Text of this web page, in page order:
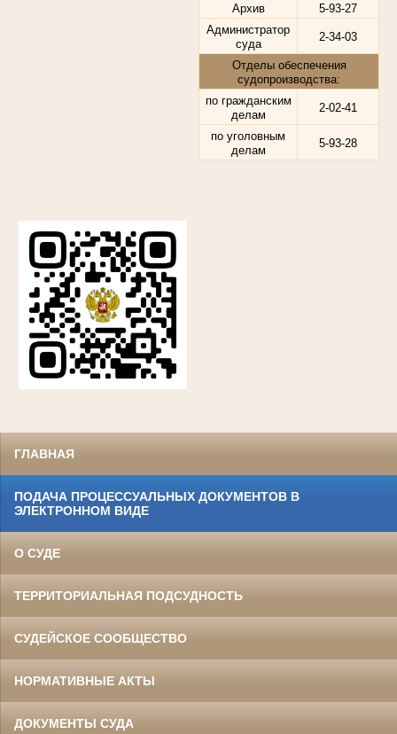
Архив
5-93-27
Администратор
суда
2-34-03
Отделы обеспечения
судопроизводства:
по гражданским
делам
2-02-41
по уголовным
делам
5-93-28
ГЛАВНАЯ
ПОДАЧА ПРОЦЕССУАЛЬНЫХ ДОКУМЕНТОВ В
ЭЛЕКТРОННОМ ВИДЕ
О СУДЕ
ТЕРРИТОРИАЛЬНАЯ ПОДСУДНОСТЬ
СУДЕЙСКОЕ СООБЩЕСТВО
НОРМАТИВНЫЕ АКТЫ
ДОКУМЕНТЫ СУДА